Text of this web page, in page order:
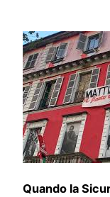
Quando la